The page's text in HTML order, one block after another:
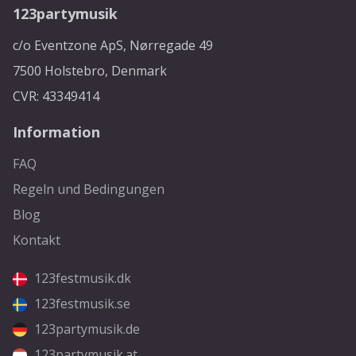
123partymusik
c/o Eventzone ApS, Nørregade 49
7500 Holstebro, Denmark
CVR: 43349414
Information
FAQ
Regeln und Bedingungen
Blog
Kontakt
123festmusik.dk
123festmusik.se
123partymusik.de